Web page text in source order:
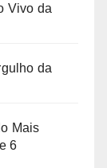
Vivo da
da
Mais
6